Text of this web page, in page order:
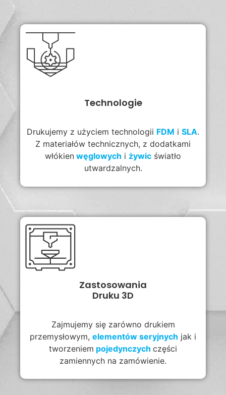
Technologie
Drukujemy z użyciem technologii FDM i SLA.
Z materiałów technicznych, z dodatkami
włókien węglowych i żywic światło
utwardzalnych.
Zastosowania
Druku 3D
Zajmujemy się zarówno drukiem
przemysłowym, elementów seryjnych jak i
tworzeniem pojedynczych części
zamiennych na zamówienie.